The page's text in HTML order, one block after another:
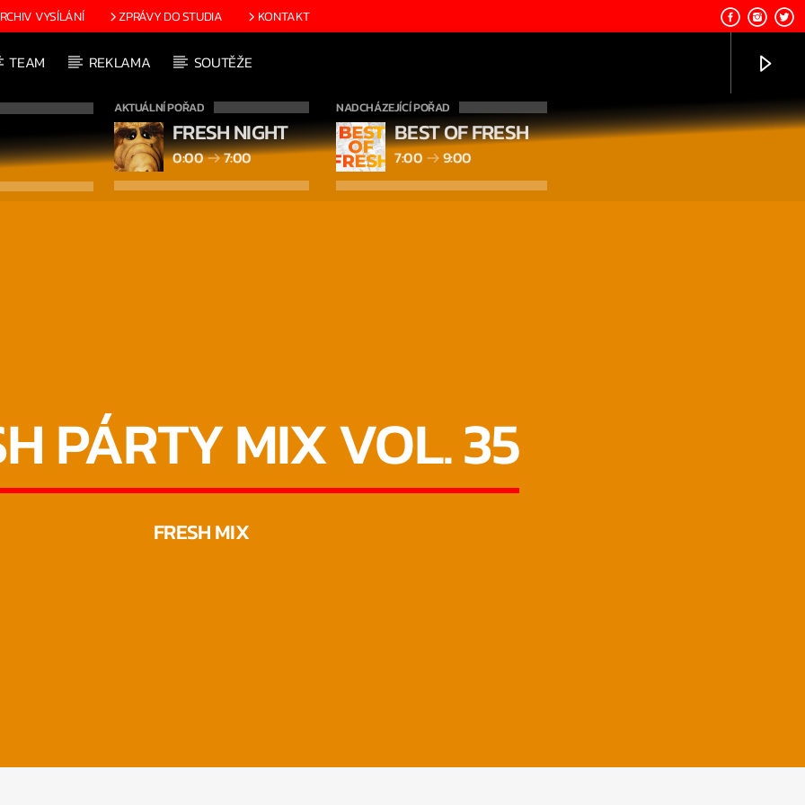
VYSÍLÁNÍ ZPRÁVY DO STUDIA KONTAKT
TEAM REKLAMA SOUTĚŽE
AKTUÁLNÍ POŘAD
FRESH NIGHT
0:00 7:00
NADCHÁZEJÍCÍ POŘAD
BEST OF FRESH
7:00 9:00
PÁRTY MIX VOL. 35
FRESH MIX